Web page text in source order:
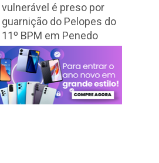
vulnerável é preso por
guarnição do Pelopes do
11º BPM em Penedo